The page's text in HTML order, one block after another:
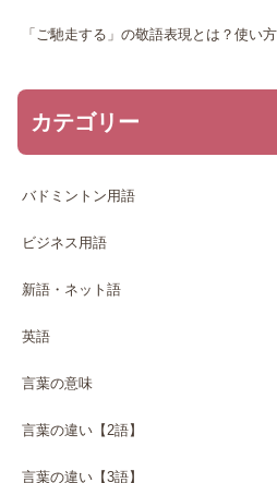
「ご馳走する」の敬語表現とは？使い
カテゴリー
バドミントン用語
ビジネス用語
新語・ネット語
英語
言葉の意味
言葉の違い【2語】
言葉の違い【3語】